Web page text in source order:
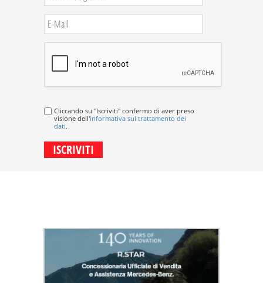
Cliccando su "Iscriviti" confermo di aver preso
visione dell'informativa sul trattamento dei
dati.